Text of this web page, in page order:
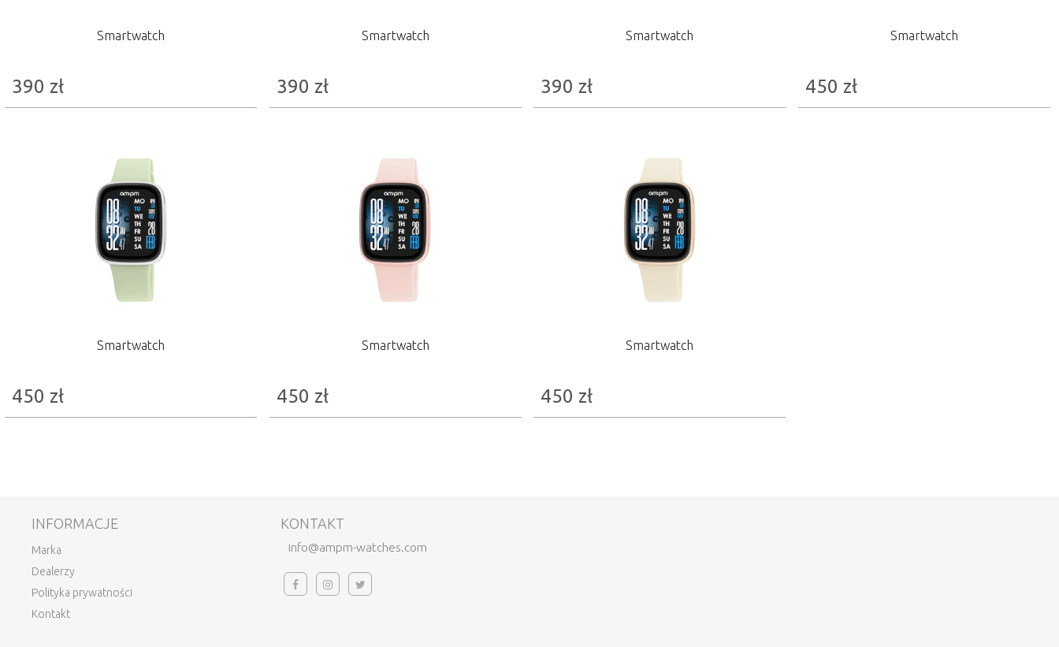
Smartwatch
390 zł
Smartwatch
390 zł
Smartwatch
390 zł
Smartwatch
450 zł
Smartwatch
450 zł
Smartwatch
450 zł
Smartwatch
450 zł
INFORMACJE
Marka
Dealerzy
Polityka prywatności
Kontakt
KONTAKT
info@ampm-watches.com